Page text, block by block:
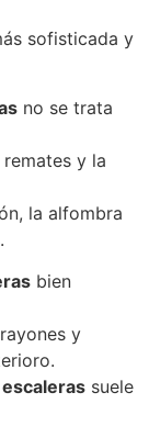
sofisticada y
no se trata
y la
la alfombra
bien
y
suele